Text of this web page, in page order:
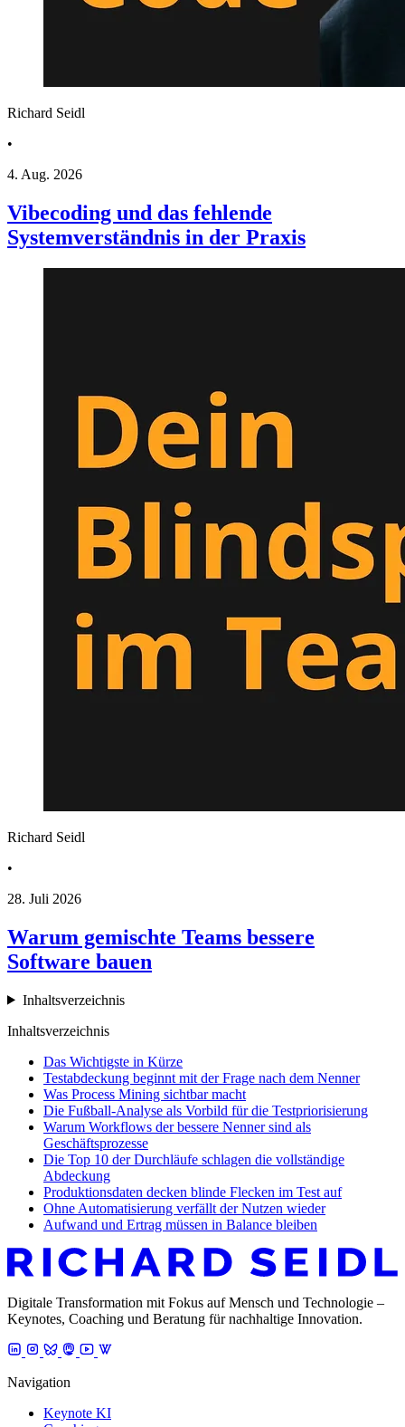
Richard Seidl
•
4. Aug. 2026
Vibecoding und das fehlende
Systemverständnis in der Praxis
Richard Seidl
•
28. Juli 2026
Warum gemischte Teams bessere
Software bauen
Inhaltsverzeichnis
Inhaltsverzeichnis
Das Wichtigste in Kürze
Testabdeckung beginnt mit der Frage nach dem Nenner
Was Process Mining sichtbar macht
Die Fußball-Analyse als Vorbild für die Testpriorisierung
Warum Workflows der bessere Nenner sind als
Geschäftsprozesse
Die Top 10 der Durchläufe schlagen die vollständige
Abdeckung
Produktionsdaten decken blinde Flecken im Test auf
Ohne Automatisierung verfällt der Nutzen wieder
Aufwand und Ertrag müssen in Balance bleiben
Digitale Transformation mit Fokus auf Mensch und Technologie –
Keynotes, Coaching und Beratung für nachhaltige Innovation.
Navigation
Keynote KI